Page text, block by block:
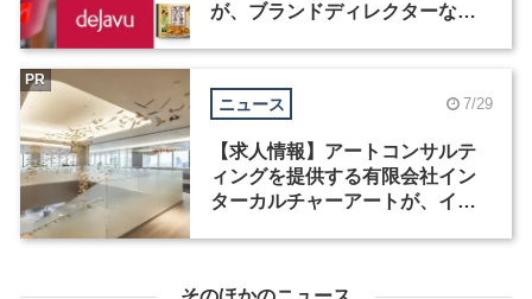
が、ブランドディレクターなど3
ニュース 7/29
【求人情報】アートコンサルテ
ィングを提供する有限会社イン
ターカルチャーアートが、イン
PR